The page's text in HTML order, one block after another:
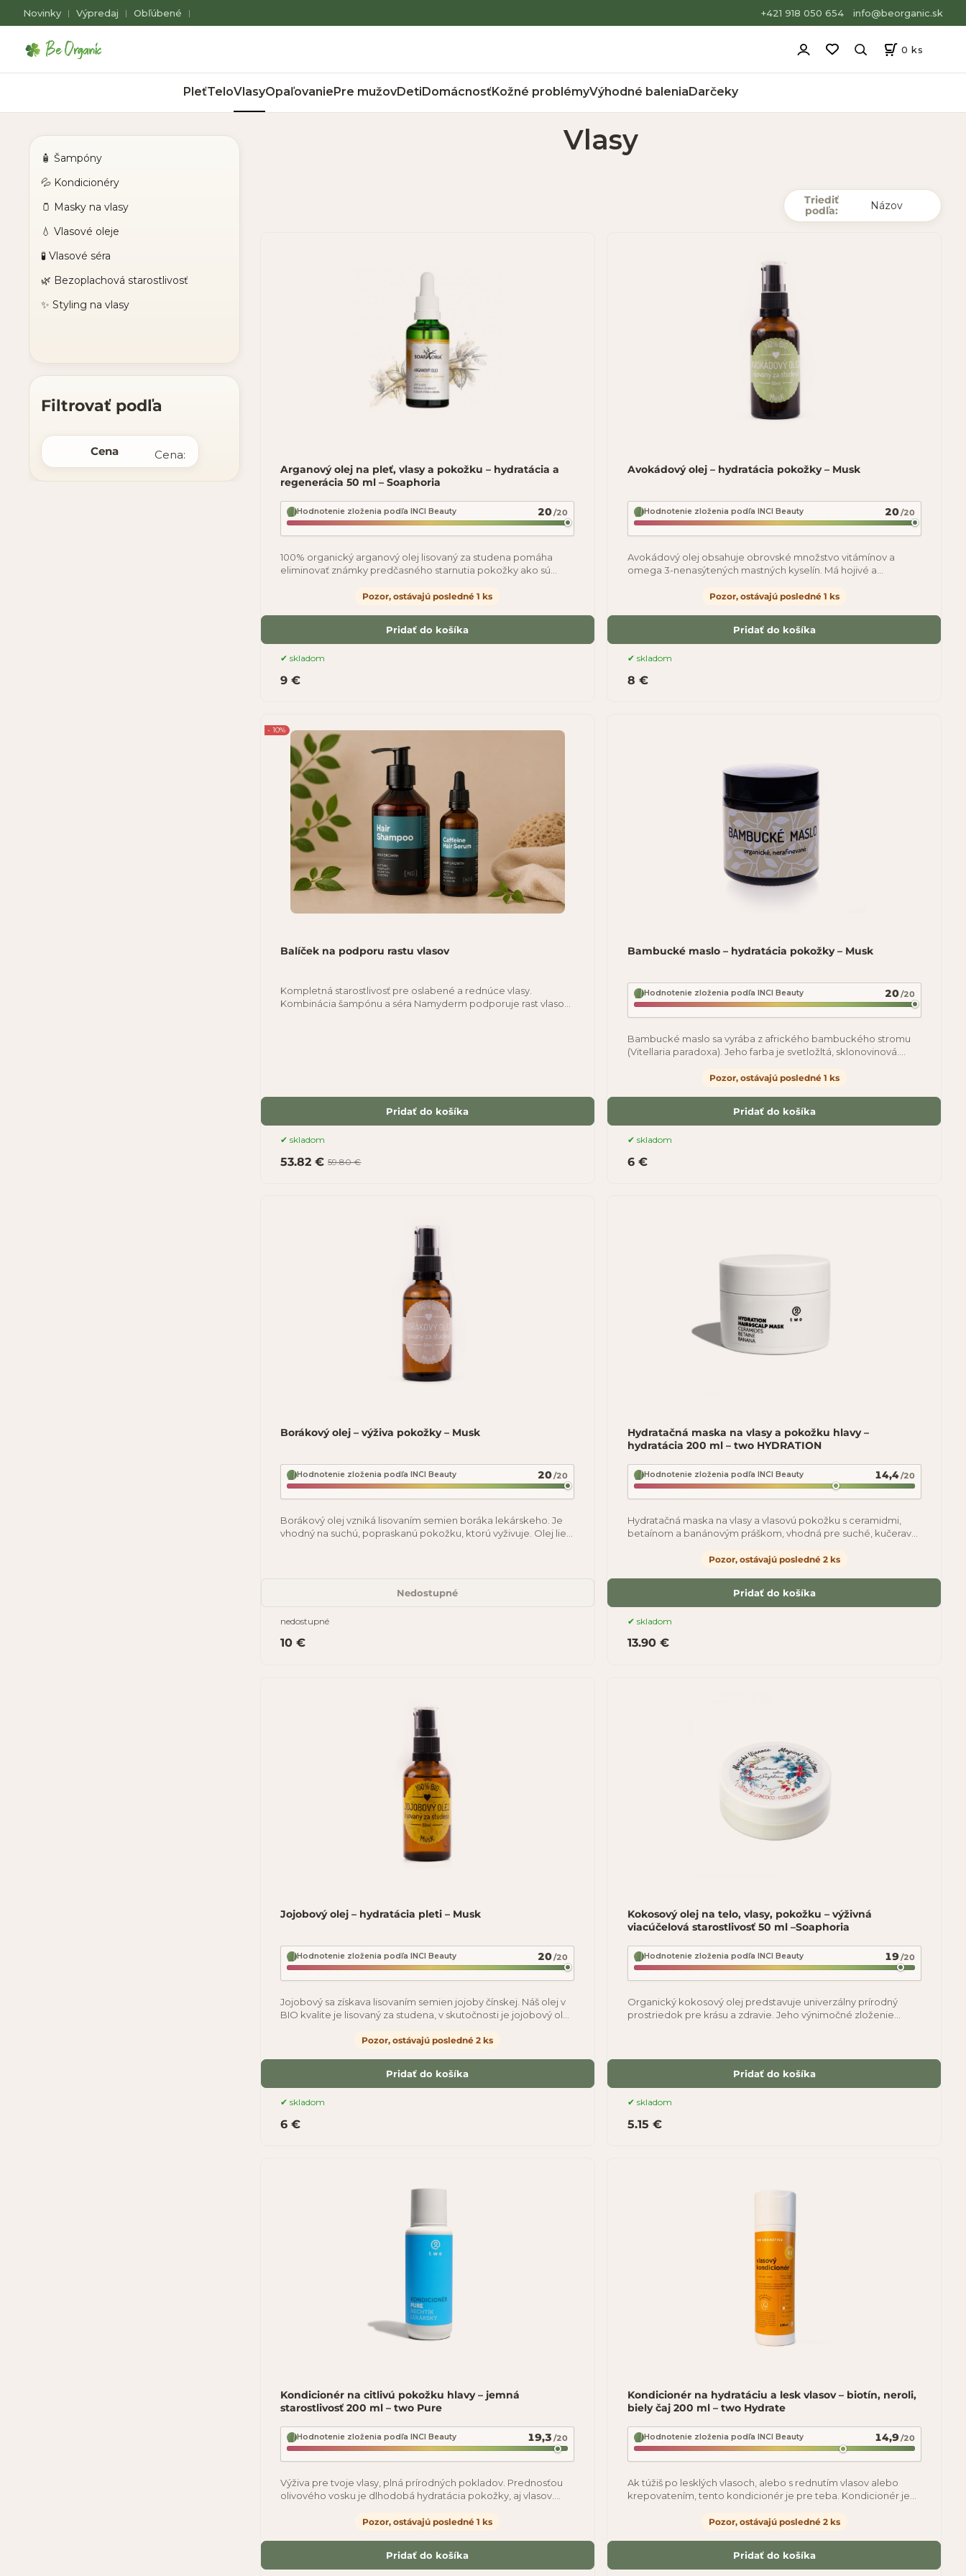
0 ks
Novinky | Výpredaj | Obľúbené | +421 918 050 654 info@beorganic.sk
PleťTeloVlasyOpaľovaniePre mužovDetiDomácnosťKožné problémyVýhodné baleniaDarčeky
🧴 Šampóny
💦 Kondicionéry
🫙 Masky na vlasy
💧 Vlasové oleje
🧪 Vlasové séra
🌿 Bezoplachová starostlivosť
✨ Styling na vlasy
Filtrovať podľa
Cena Cena:
Vlasy
Triediť
podľa:
Arganový olej na pleť, vlasy a pokožku – hydratácia a
regenerácia 50 ml – Soaphoria
Hodnotenie zloženia podľa INCI Beauty 20/20
100% organický arganový olej lisovaný za studena pomáha
eliminovať známky predčasného starnutia pokožky ako sú
skladom
Pozor, ostávajú posledné 1 ks
9 €
Pridať do košíka
Avokádový olej – hydratácia pokožky – Musk
Hodnotenie zloženia podľa INCI Beauty 20/20
Avokádový olej obsahuje obrovské množstvo vitámínov a
omega 3-nenasýtených mastných kyselín. Má hojivé a
skladom
Pozor, ostávajú posledné 1 ks
8 €
Pridať do košíka
Balíček na podporu rastu vlasov
Kompletná starostlivosť pre oslabené a rednúce vlasy.
Kombinácia šampónu a séra Namyderm podporuje rast vlasov,
- 10%
skladom
53.82 € 59.80 €
Pridať do košíka
Bambucké maslo – hydratácia pokožky – Musk
Hodnotenie zloženia podľa INCI Beauty 20/20
Bambucké maslo sa vyrába z afrického bambuckého stromu
(Vitellaria paradoxa). Jeho farba je svetložltá, sklonovinová.
skladom
Pozor, ostávajú posledné 1 ks
6 €
Pridať do košíka
Borákový olej – výživa pokožky – Musk
Hodnotenie zloženia podľa INCI Beauty 20/20
Borákový olej vzniká lisovaním semien boráka lekárskeho. Je
vhodný na suchú, popraskanú pokožku, ktorú vyživuje. Olej lieči
nedostupné
10 €
Nedostupné
Hydratačná maska na vlasy a pokožku hlavy –
hydratácia 200 ml – two HYDRATION
Hodnotenie zloženia podľa INCI Beauty 14,4/20
Hydratačná maska na vlasy a vlasovú pokožku s ceramidmi,
betaínom a banánovým práškom, vhodná pre suché, kučeravé,
skladom
Pozor, ostávajú posledné 2 ks
13.90 €
Pridať do košíka
Jojobový olej – hydratácia pleti – Musk
Hodnotenie zloženia podľa INCI Beauty 20/20
Jojobový sa získava lisovaním semien jojoby čínskej. Náš olej v
BIO kvalite je lisovaný za studena, v skutočnosti je jojobový olej
skladom
Pozor, ostávajú posledné 2 ks
6 €
Pridať do košíka
Kokosový olej na telo, vlasy, pokožku – výživná
viacúčelová starostlivosť 50 ml –Soaphoria
Hodnotenie zloženia podľa INCI Beauty 19/20
Organický kokosový olej predstavuje univerzálny prírodný
prostriedok pre krásu a zdravie. Jeho výnimočné zloženie
skladom
5.15 €
Pridať do košíka
Kondicionér na citlivú pokožku hlavy – jemná
starostlivosť 200 ml – two Pure
Hodnotenie zloženia podľa INCI Beauty 19,3 /20
Výživa pre tvoje vlasy, plná prírodných pokladov. Prednosťou
olivového vosku je dlhodobá hydratácia pokožky, aj vlasov.
Pozor, ostávajú posledné 1 ks
Pridať do košíka
Kondicionér na hydratáciu a lesk vlasov – biotín, neroli,
biely čaj 200 ml – two Hydrate
Hodnotenie zloženia podľa INCI Beauty 14,9/20
Ak túžiš po lesklých vlasoch, alebo s rednutím vlasov alebo
krepovatením, tento kondicionér je pre teba. Kondicionér je
Pozor, ostávajú posledné 2 ks
Pridať do košíka